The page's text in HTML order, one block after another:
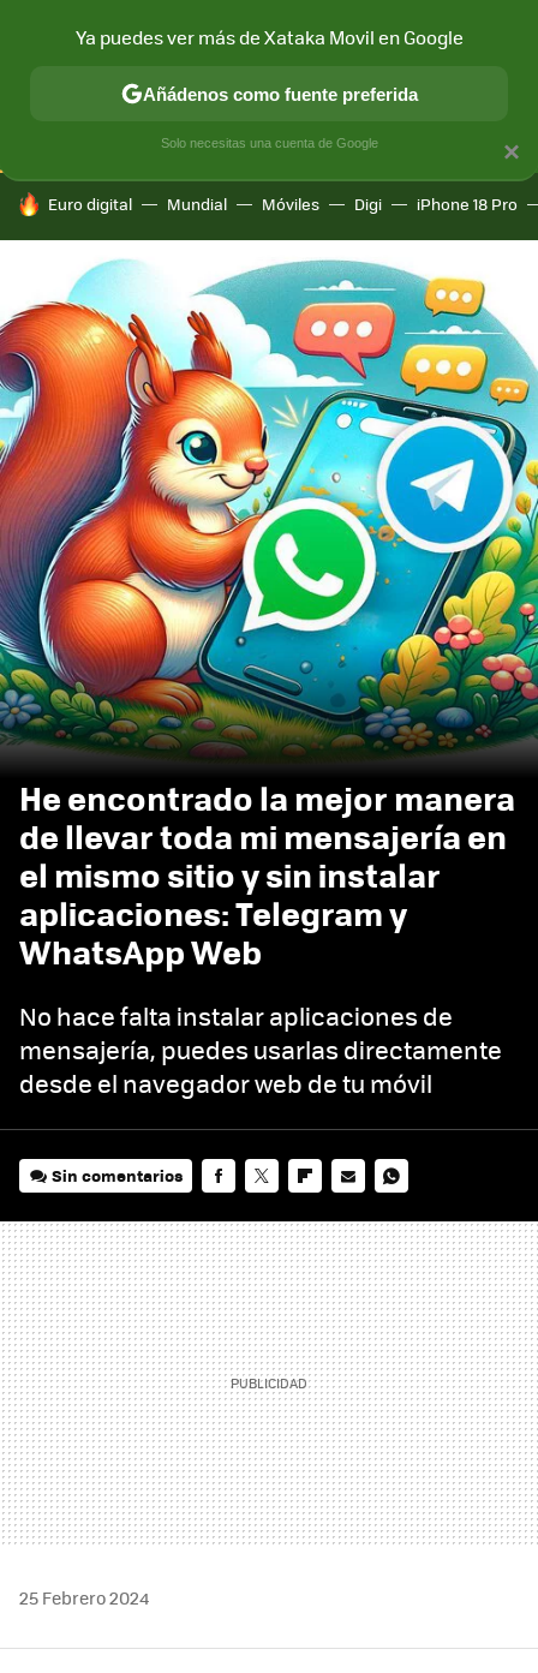
CONECTIVIDAD MÓVIL Y SOCIEDAD APLICACIONES
HOY SE HABLA DE
Euro digital Mundial Móviles Digi iPhone 18 Pro
He encontrado la mejor manera
de llevar toda mi mensajería en
el mismo sitio y sin instalar
aplicaciones: Telegram y
WhatsApp Web
No hace falta instalar aplicaciones de
mensajería, puedes usarlas directamente
desde el navegador web de tu móvil
Sin comentarios
MAIL
25 Febrero 2024
×
Ya puedes ver más de Xataka Movil en Google
Añádenos como fuente preferida
Solo necesitas una cuenta de Google